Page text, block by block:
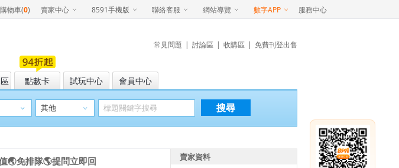
購物車(0) 賣家中心 8591手機版 聯絡客服 網站導覽 數字APP 服務中心
常見問題 | 討論區 | 收購區 | 免費刊登出售
點數卡 試玩中心 會員中心
搜尋
🌏免排隊🌎提問立即回 賣家資料